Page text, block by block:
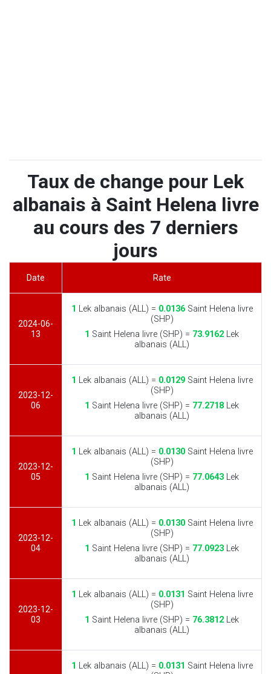
Taux de change pour Lek
albanais à Saint Helena livre
au cours des 7 derniers
jours
Date Rate
2024-06-
13
1 Lek albanais (ALL) = 0.0136Saint Helena livre
(SHP)
1 Saint Helena livre (SHP) = 73.9162 Lek
albanais (ALL)
2023-12-
06
1 Lek albanais (ALL) = 0.0129Saint Helena livre
(SHP)
1 Saint Helena livre (SHP) = 77.2718 Lek
albanais (ALL)
2023-12-
05
1 Lek albanais (ALL) = 0.0130Saint Helena livre
(SHP)
1 Saint Helena livre (SHP) = 77.0643 Lek
albanais (ALL)
2023-12-
04
1 Lek albanais (ALL) = 0.0130Saint Helena livre
(SHP)
1 Saint Helena livre (SHP) = 77.0923 Lek
albanais (ALL)
2023-12-
03
1 Lek albanais (ALL) = 0.0131 Saint Helena livre
(SHP)
1 Saint Helena livre (SHP) = 76.3812 Lek
albanais (ALL)
1 Lek albanais (ALL) = 0.0131 Saint Helena livre